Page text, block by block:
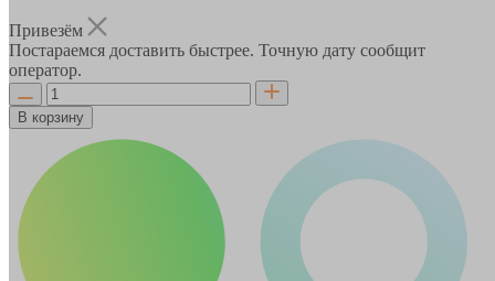
Привезём
Постараемся доставить быстрее. Точную дату сообщит
оператор.
В корзину